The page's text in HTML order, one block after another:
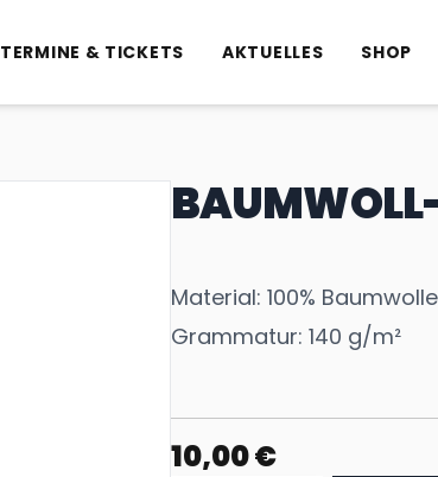
TERMINE & TICKETS AKTUELLES SHOP
Material: 100% Baumwolle
Grammatur: 140 g/m²
10,00 €